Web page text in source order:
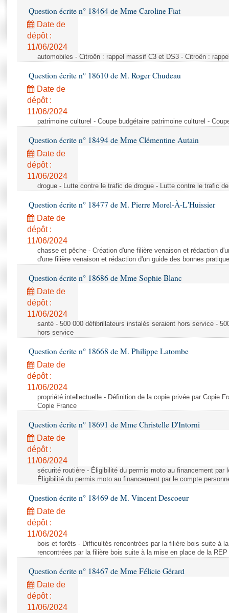
Rapports législatifs
Rapports sur l'application des lois
Baromètre de l’application des lois
Budget et sécurité sociale
Questions écrites et orales
Comptes rendus des débats
Question écrite n° 18464 de Mme Caroline Fiat
Date de
dépôt :
11/06/2024
automobiles - Citroën : rappel massif C3 et DS3 - Citroën :
Question écrite n° 18610 de M. Roger Chudeau
Date de
dépôt :
11/06/2024
patrimoine culturel - Coupe budgétaire patrimoine culturel -
Question écrite n° 18494 de Mme Clémentine Autain
Date de
dépôt :
11/06/2024
drogue - Lutte contre le trafic de drogue - Lutte contre le trafic
Question écrite n° 18477 de M. Pierre Morel-À-L'Huissier
Date de
dépôt :
11/06/2024
chasse et pêche - Création d'une filière venaison et rédaction
d'une filière venaison et rédaction d'un guide des bonnes
Question écrite n° 18686 de Mme Sophie Blanc
Date de
dépôt :
11/06/2024
santé - 500 000 défibrillateurs instalés seraient hors service -
hors service
Question écrite n° 18668 de M. Philippe Latombe
Date de
dépôt :
11/06/2024
propriété intellectuelle - Définition de la copie privée par Copie
Copie France
Question écrite n° 18691 de Mme Christelle D'Intorni
Date de
dépôt :
11/06/2024
sécurité routière - Éligibilité du permis moto au financement par
Éligibilité du permis moto au financement par le compte
Question écrite n° 18469 de M. Vincent Descoeur
Date de
dépôt :
11/06/2024
bois et forêts - Difficultés rencontrées par la filière bois suite à
rencontrées par la filière bois suite à la mise en place de la REP
Question écrite n° 18467 de Mme Félicie Gérard
Date de
dépôt :
11/06/2024